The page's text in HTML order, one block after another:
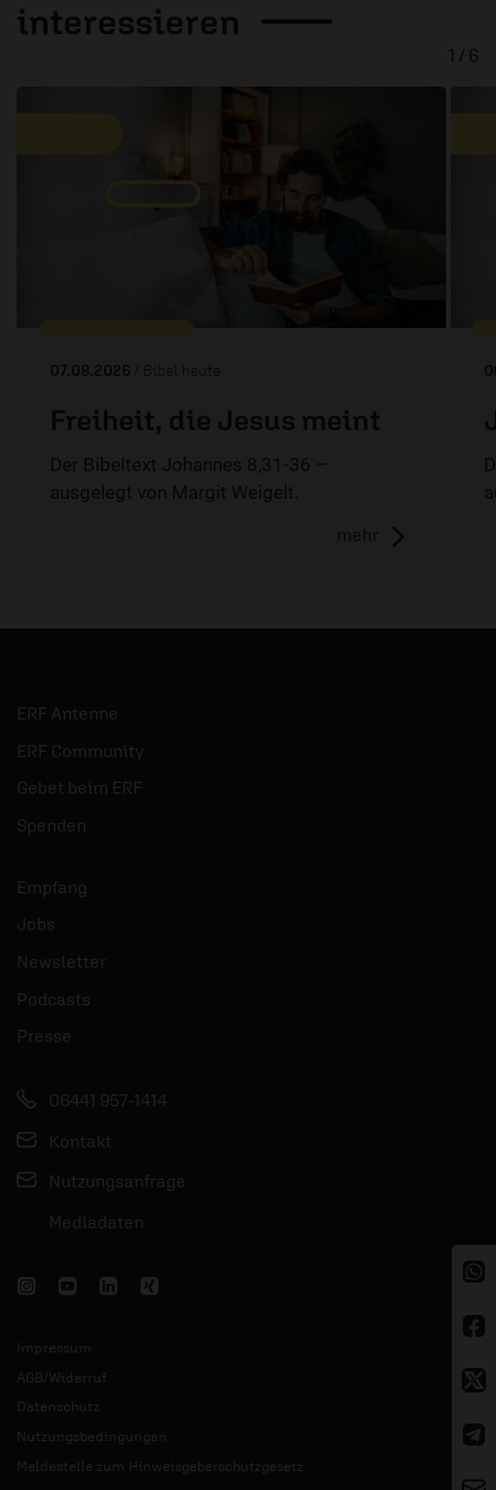
interessieren
07.08.2026 / Bibel heute
Freiheit, die Jesus meint
Der Bibeltext Johannes 8,31-36 –
ausgelegt von Margit Weigelt.
mehr
1 / 6
ERF Antenne
ERF Community
Gebet beim ERF
Spenden
Empfang
Jobs
Newsletter
Podcasts
Presse
06441 957-1414
Kontakt
Nutzungsanfrage
Mediadaten
Impressum
AGB/Widerruf
Datenschutz
Nutzungsbedingungen
Meldestelle zum Hinweisgeberschutzgesetz